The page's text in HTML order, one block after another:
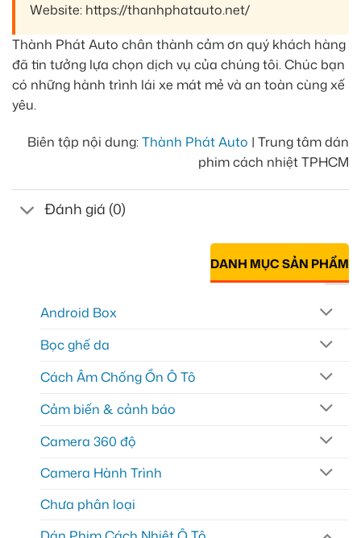
Website: https://thanhphatauto.net/
Thành Phát Auto chân thành cảm ơn quý khách hàng
đã tin tưởng lựa chọn dịch vụ của chúng tôi. Chúc bạn
có những hành trình lái xe mát mẻ và an toàn cùng xế
yêu.
Biên tập nội dung:Thành Phát Auto | Trung tâm dán
phim cách nhiệt TPHCM
Đánh giá (0)
DANH MỤC SẢN PHẨM
Android Box
Bọc ghế da
Cách Âm Chống Ồn Ô Tô
Cảm biến & cảnh báo
Camera 360 độ
Camera Hành Trình
Chưa phân loại